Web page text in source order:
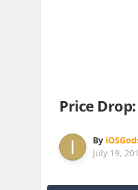
Price
By
July 19,